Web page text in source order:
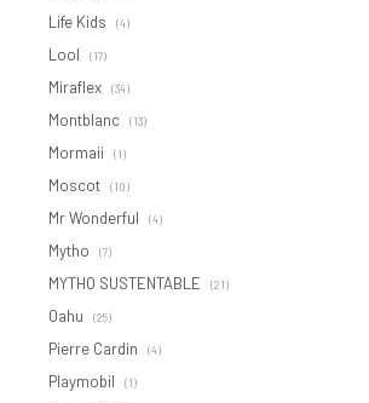
Life Kids (4)
Lool (17)
Miraflex (34)
Montblanc (13)
Mormaii (1)
Moscot (10)
Mr Wonderful (4)
Mytho (7)
MYTHO SUSTENTABLE (21)
Oahu (25)
Pierre Cardin (4)
Playmobil (1)